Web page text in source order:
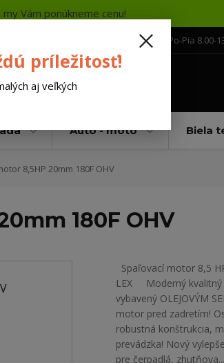
Vám ponúkneme cenu!
+421 552 304 860 Po-Pia 8.00-
Auto - moto Biela
8,5HP 20mm 180F OHV
180F OHV
Spaľovací motor 8,5
LEX Moderný kvalitný
vybavený OLEJOVÝM
motor pred zadretím!
robustná konštrukcia,
prevádzka! Nový
pre čerpadlá, zhutňova...
príležitosť!
aj veľkých